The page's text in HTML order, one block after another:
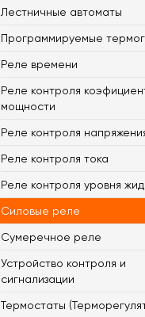
Лестничные автоматы
Программируемые
Реле времени
Реле контроля
мощности
Реле контроля
Реле контроля тока
Реле контроля уровня
Силовые реле
Сумеречное реле
Устройство контроля и
сигнализации
Термостаты